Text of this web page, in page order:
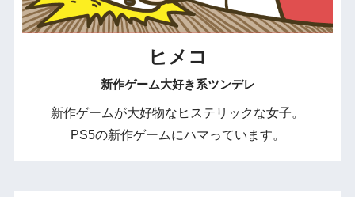
ヒメコ
新作ゲーム大好き系ツンデレ
新作ゲームが大好物なヒステリックな女子。
PS5の新作ゲームにハマっています。